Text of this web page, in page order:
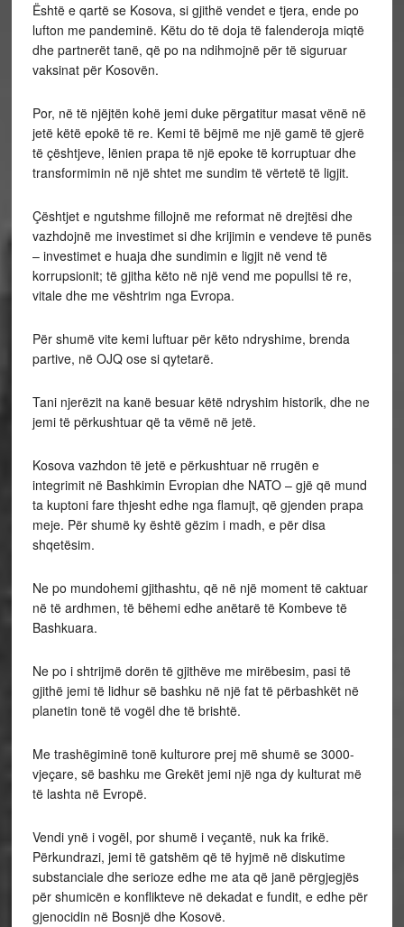
Është e qartë se Kosova, si gjithë vendet e tjera, ende po
lufton me pandeminë. Këtu do të doja të falenderoja miqtë
dhe partnerët tanë, që po na ndihmojnë për të siguruar
vaksinat për Kosovën.
Por, në të njëjtën kohë jemi duke përgatitur masat vënë në
jetë këtë epokë të re. Kemi të bëjmë me një gamë të gjerë
të çështjeve, lënien prapa të një epoke të korruptuar dhe
transformimin në një shtet me sundim të vërtetë të ligjit.
Çështjet e ngutshme fillojnë me reformat në drejtësi dhe
vazhdojnë me investimet si dhe krijimin e vendeve të punës
– investimet e huaja dhe sundimin e ligjit në vend të
korrupsionit; të gjitha këto në një vend me popullsi të re,
vitale dhe me vështrim nga Evropa.
Për shumë vite kemi luftuar për këto ndryshime, brenda
partive, në OJQ ose si qytetarë.
Tani njerëzit na kanë besuar këtë ndryshim historik, dhe ne
jemi të përkushtuar që ta vëmë në jetë.
Kosova vazhdon të jetë e përkushtuar në rrugën e
integrimit në Bashkimin Evropian dhe NATO – gjë që mund
ta kuptoni fare thjesht edhe nga flamujt, që gjenden prapa
meje. Për shumë ky është gëzim i madh, e për disa
shqetësim.
Ne po mundohemi gjithashtu, që në një moment të caktuar
në të ardhmen, të bëhemi edhe anëtarë të Kombeve të
Bashkuara.
Ne po i shtrijmë dorën të gjithëve me mirëbesim, pasi të
gjithë jemi të lidhur së bashku në një fat të përbashkët në
planetin tonë të vogël dhe të brishtë.
Me trashëgiminë tonë kulturore prej më shumë se 3000-
vjeçare, së bashku me Grekët jemi një nga dy kulturat më
të lashta në Evropë.
Vendi ynë i vogël, por shumë i veçantë, nuk ka frikë.
Përkundrazi, jemi të gatshëm që të hyjmë në diskutime
substanciale dhe serioze edhe me ata që janë përgjegjës
për shumicën e konflikteve në dekadat e fundit, e edhe për
gjenocidin në Bosnjë dhe Kosovë.